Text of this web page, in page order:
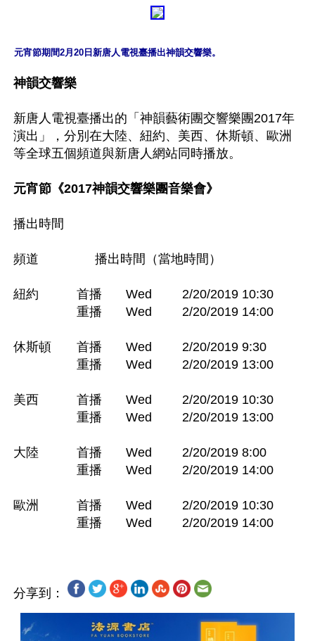
元宵節期間2月20日新唐人電視臺播出神韻交響樂。
神韻交響樂
新唐人電視臺播出的「神韻藝術團交響樂團2017年
演出」，分別在大陸、紐約、美西、休斯頓、歐洲
等全球五個頻道與新唐人網站同時播放。
元宵節《2017神韻交響樂團音樂會》
播出時間
頻道 	　　播出時間（當地時間）
紐約　　　首播 	Wed 	2/20/2019 10:30
重播 	Wed 	2/20/2019 14:00
休斯頓　　首播 	Wed 	2/20/2019 9:30
重播 	Wed 	2/20/2019 13:00
美西　　　首播 	Wed 	2/20/2019 10:30
重播 	Wed 	2/20/2019 13:00
大陸　　　首播 	Wed 	2/20/2019 8:00
重播 	Wed 	2/20/2019 14:00
歐洲　　　首播 	Wed 	2/20/2019 10:30
分享到：